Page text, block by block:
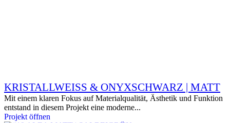
KRISTALLWEISS & ONYXSCHWARZ | MATT
Mit einem klaren Fokus auf Materialqualität, Ästhetik und Funktion
entstand in diesem Projekt eine moderne...
Projekt öffnen